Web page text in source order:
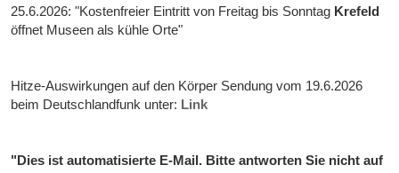
25.6.2026: "Kostenfreier Eintritt von Freitag bis Sonntag Krefeld
öffnet Museen als kühle Orte"
Hitze-Auswirkungen auf den Körper Sendung vom 19.6.2026
beim Deutschlandfunk unter: Link
"Dies ist automatisierte E-Mail. Bitte antworten Sie nicht auf